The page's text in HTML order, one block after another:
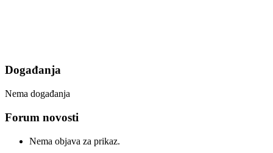
Događanja
Nema događanja
Forum novosti
Nema objava za prikaz.